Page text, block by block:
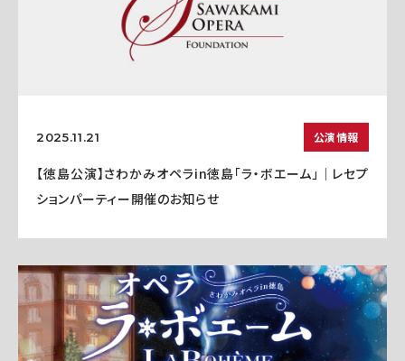
2025.11.21 公演情報
【徳島公演】さわかみオペラin徳島「ラ・ボエーム」｜レセプ
ションパーティー開催のお知らせ